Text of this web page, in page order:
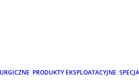
PRODUKTY EKSPLOATACYJNE